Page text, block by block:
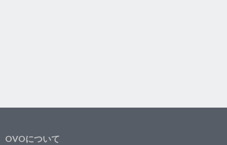
OVOについて